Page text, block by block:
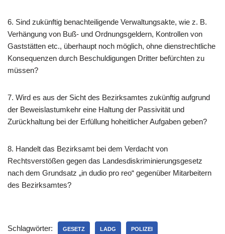
6. Sind zukünftig benachteiligende Verwaltungsakte, wie z. B.
Verhängung von Buß- und Ordnungsgeldern, Kontrollen von
Gaststätten etc., überhaupt noch möglich, ohne dienstrechtliche
Konsequenzen durch Beschuldigungen Dritter befürchten zu
müssen?
7. Wird es aus der Sicht des Bezirksamtes zukünftig aufgrund
der Beweislastumkehr eine Haltung der Passivität und
Zurückhaltung bei der Erfüllung hoheitlicher Aufgaben geben?
8. Handelt das Bezirksamt bei dem Verdacht von
Rechtsverstößen gegen das Landesdiskriminierungsgesetz
nach dem Grundsatz „in dudio pro reo“ gegenüber Mitarbeitern
des Bezirksamtes?
Schlagwörter: GESETZ LADG POLIZEI